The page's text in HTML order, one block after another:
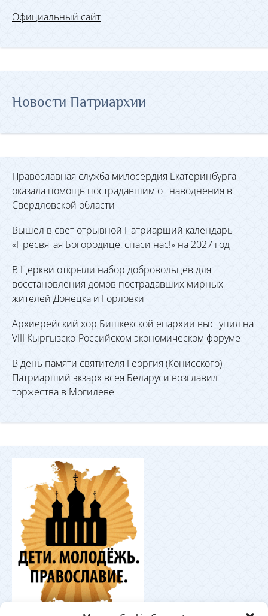
Официальный сайт
Новости Патриархии
Православная служба милосердия Екатеринбурга
оказала помощь пострадавшим от наводнения в
Свердловской области
Вышел в свет отрывной Патриарший календарь
«Пресвятая Богородице, спаси нас!» на 2027 год
В Церкви открыли набор добровольцев для
восстановления домов пострадавших мирных
жителей Донецка и Горловки
Архиерейский хор Бишкекской епархии выступил на
VIII Кыргызско-Российском экономическом форуме
В день памяти святителя Георгия (Конисского)
Патриарший экзарх всея Беларуси возглавил
торжества в Могилеве